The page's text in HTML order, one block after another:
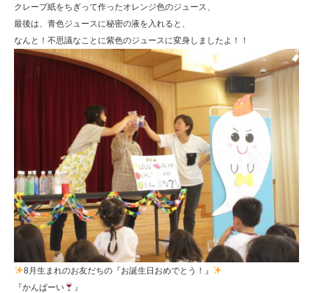
クレープ紙をちぎって作ったオレンジ色のジュース、
最後は、青色ジュースに秘密の液を入れると、
なんと！不思議なことに紫色のジュースに変身しましたよ！！
8月生まれのお友だちの『お誕生日おめでとう！』
『かんぱーい
』